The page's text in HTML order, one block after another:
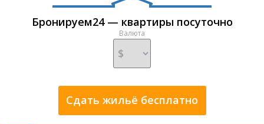
Бронируем24 — квартиры посуточно
Валюта
Сдать жильё бесплатно